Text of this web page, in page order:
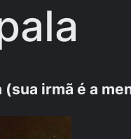
(sua irmã é a